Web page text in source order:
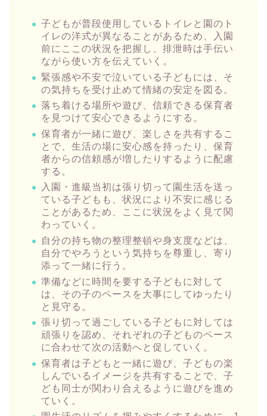
子どもが普段使用しているトイレと園のト
イレの洋式が異なることがあるため、入園
前にここの状況を把握し、排泄時は手伝い
ながら使い方を伝えていく。
緊張感や不安で泣いている子どもには、そ
の気持ちを受け止めて情緒の安定を図る。
落ち着ける場所や遊び、信頼できる保育者
を見つけて安心できるようにする。
保育者が一緒に遊び、楽しさを共有するこ
とで、生活の場に安心感を持ったり、保育
者からの信頼感が増したりするように配慮
する。
入園・進級当初は張り切って園生活を送っ
ている子どもも、状況により不安に感じる
ことがあるため、ここに状況をよく見て関
わっていく。
自分の持ち物の整理整頓や身支度などは、
自分でやろうという気持ちを尊重し、寄り
添って一緒に行う。
準備などに時間を要する子どもに対して
は、その子のペースを大事にしてゆったり
と見守る。
張り切って過ごしている子どもに対しては
頑張りを認め、それぞれの子どものペース
に合わせて次の活動へと促していく。
保育者は子どもと一緒に遊び、子どもの楽
しんでいるイメージを共有することで、子
ども同士が関わり合えるように遊びを進め
ていく。